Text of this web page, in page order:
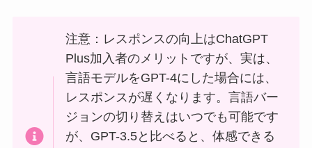
注意：レスポンスの向上はChatGPT
Plus加入者のメリットですが、実は、
言語モデルをGPT-4にした場合には、
レスポンスが遅くなります。言語バー
ジョンの切り替えはいつでも可能です
が、GPT-3.5と比べると、体感できる